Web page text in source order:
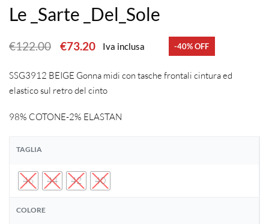
Le _Sarte _Del_Sole
€122.00 €73.20 Iva inclusa -40% OFF
SSG3912 BEIGE Gonna midi con tasche frontali cintura ed
elastico sul retro del cinto
98% COTONE-2% ELASTAN
TAGLIA
46 44 42 40
COLORE